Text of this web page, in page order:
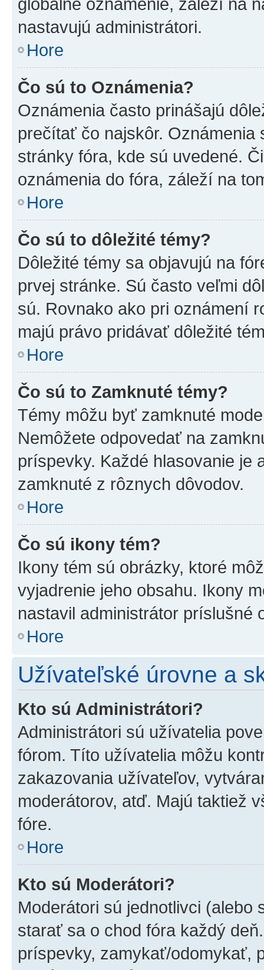
nastavujú administrátori.
Hore
Čo sú to Oznámenia?
Oznámenia často prinášajú
prečítať čo najskôr. Oznámenia
stránky fóra, kde sú uvedené.
oznámenia do fóra, záleží na
Hore
Čo sú to dôležité témy?
Dôležité témy sa objavujú na
prvej stránke. Sú často veľmi
sú. Rovnako ako pri oznámení
majú právo pridávať dôležité
Hore
Čo sú to Zamknuté témy?
Témy môžu byť zamknuté
Nemôžete odpovedať na
príspevky. Každé hlasovanie je
zamknuté z rôznych dôvodov.
Hore
Čo sú ikony tém?
Ikony tém sú obrázky, ktoré
vyjadrenie jeho obsahu. Ikony
nastavil administrátor príslušné
Hore
Užívateľské úrovne a
Kto sú Administrátori?
Administrátori sú užívatelia
fórom. Títo užívatelia môžu
zakazovania užívateľov,
moderátorov, atď. Majú taktiež
fóre.
Hore
Kto sú Moderátori?
Moderátori sú jednotlivci (alebo
starať sa o chod fóra každý
príspevky, zamykať/odomykať,